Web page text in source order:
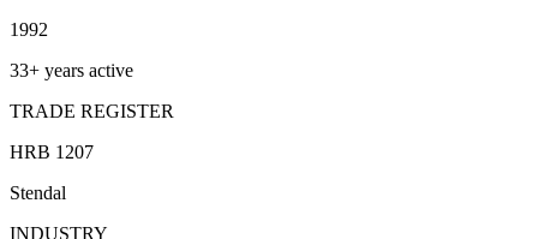
1992
33+ years active
TRADE REGISTER
HRB 1207
Stendal
INDUSTRY